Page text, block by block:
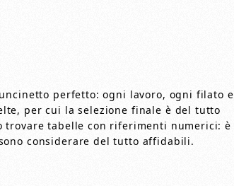
perfetto: ogni lavoro, ogni filato e
per cui la selezione finale è del tutto
trovare tabelle con riferimenti numerici: è
considerare del tutto affidabili.